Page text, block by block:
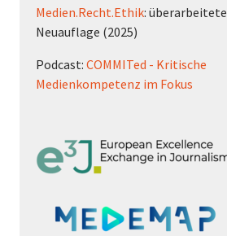
Medien.Recht.Ethik: überarbeitete
Neuauflage (2025)
Podcast: COMMITed - Kritische
Medienkompetenz im Fokus